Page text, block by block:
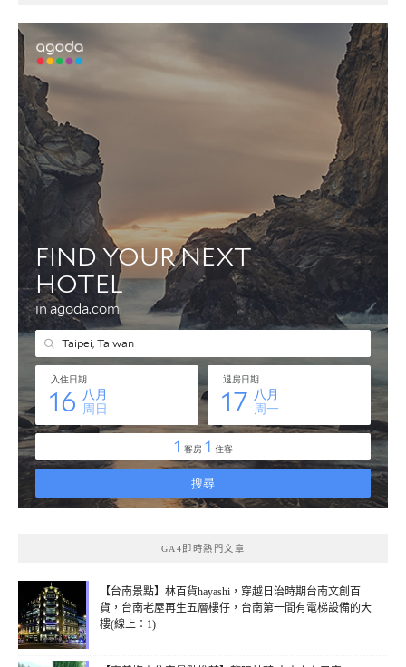
GA4即時熱門文章
【台南景點】林百貨hayashi，穿越日治時期台南文創百
貨，台南老屋再生五層樓仔，台南第一間有電梯設備的大
樓(線上：1)